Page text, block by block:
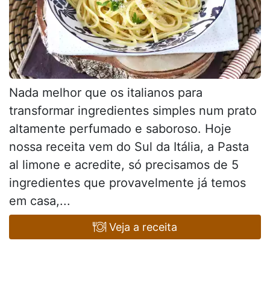
Nada melhor que os italianos para
transformar ingredientes simples num prato
altamente perfumado e saboroso. Hoje
nossa receita vem do Sul da Itália, a Pasta
al limone e acredite, só precisamos de 5
ingredientes que provavelmente já temos
em casa,...
Veja a receita